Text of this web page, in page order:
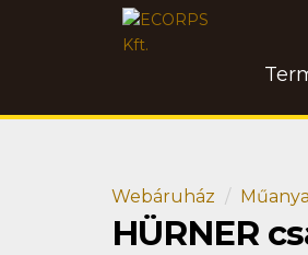
Webáruház
HÜRNER